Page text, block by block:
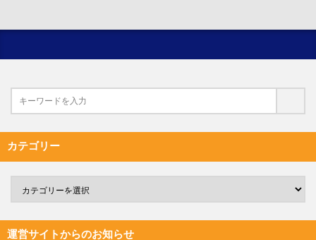
カテゴリー
運営サイトからのお知らせ